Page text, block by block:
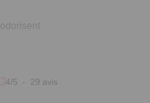
4/5 - 29 avis